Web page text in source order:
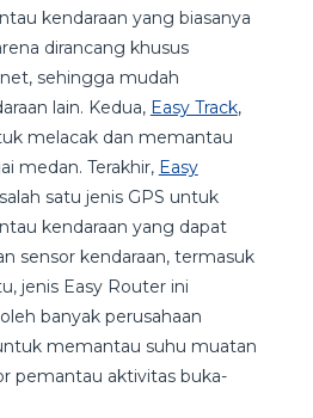
kendaraan yang biasanya
dirancang khusus
sehingga mudah
lain. Kedua, Easy Track,
melacak dan memantau
medan. Terakhir, Easy
satu jenis GPS untuk
kendaraan yang dapat
sensor kendaraan, termasuk
jenis Easy Router ini
banyak perusahaan
memantau suhu muatan
pemantau aktivitas buka-